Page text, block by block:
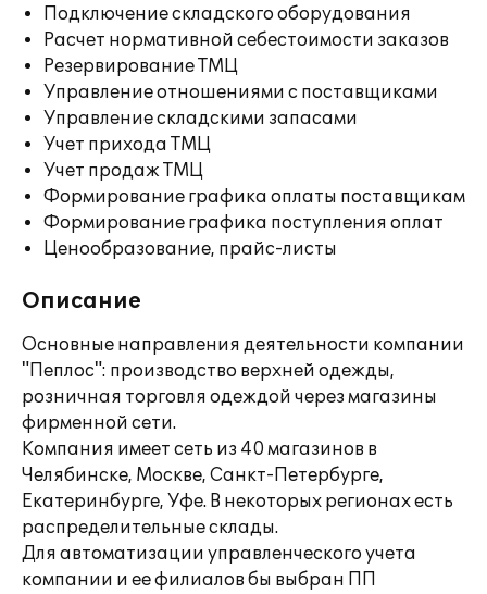
Подключение складского оборудования
Расчет нормативной себестоимости заказов
Резервирование ТМЦ
Управление отношениями с поставщиками
Управление складскими запасами
Учет прихода ТМЦ
Учет продаж ТМЦ
Формирование графика оплаты поставщикам
Формирование графика поступления оплат
Ценообразование, прайс-листы
Описание
Основные направления деятельности компании
"Пеплос": производство верхней одежды,
розничная торговля одеждой через магазины
фирменной сети.
Компания имеет сеть из 40 магазинов в
Челябинске, Москве, Санкт-Петербурге,
Екатеринбурге, Уфе. В некоторых регионах есть
распределительные склады.
Для автоматизации управленческого учета
компании и ее филиалов бы выбран ПП